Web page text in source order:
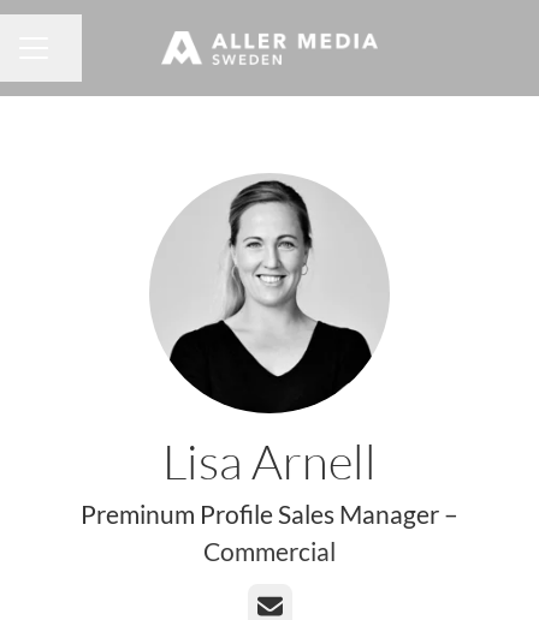
Lisa Arnell
Preminum Profile Sales Manager –
Commercial
E-post